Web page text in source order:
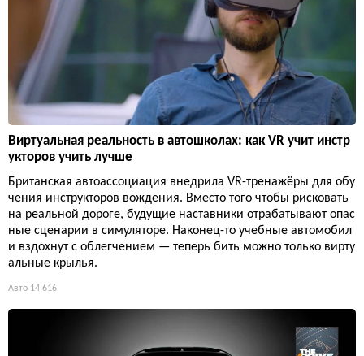
Виртуальная реальность в автошколах: как VR учит инстр
укторов учить лучше
Британская автоассоциация внедрила VR-тренажёры для обу
чения инструкторов вождения. Вместо того чтобы рисковать
на реальной дороге, будущие наставники отрабатывают опас
ные сценарии в симуляторе. Наконец-то учебные автомобил
и вздохнут с облегчением — теперь бить можно только вирту
альные крылья.
Авто 14 616